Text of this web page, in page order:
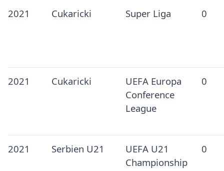
2021 Cukaricki Super Liga 0
2021 Cukaricki
UEFA Europa
Conference
League
0
2021 Serbien U21
UEFA U21
Championship
0